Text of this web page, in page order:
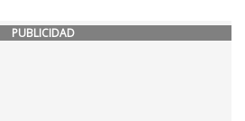
PUBLICIDAD